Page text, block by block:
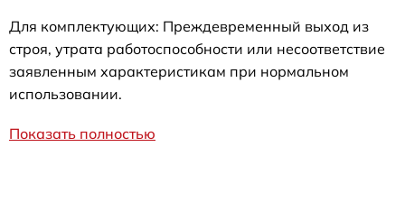
Для комплектующих: Преждевременный выход из
строя, утрата работоспособности или несоответствие
заявленным характеристикам при нормальном
использовании.
Показать полностью